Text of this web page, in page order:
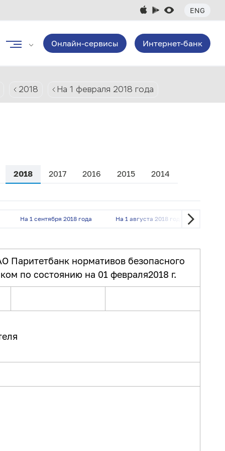
ENG
Онлайн-сервисы Интернет-банк
2018 На 1 февраля 2018 года
2018 2017 2016 2015 2014
На 1 сентября 2018 года На 1 августа 2018 года
Паритетбанк нормативов безопасного
по состоянию на 01 февраля2018 г.